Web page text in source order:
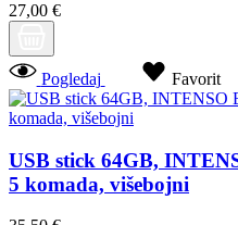
27,00 €
Pogledaj Favorit
USB stick 64GB,
5 komada, višebojni